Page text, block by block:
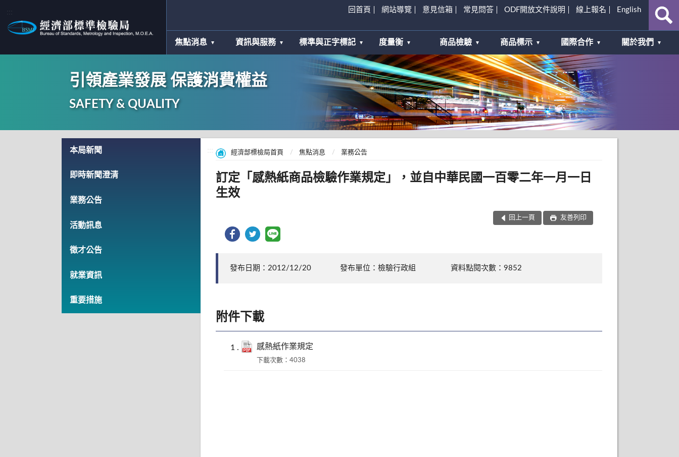
回首頁 網站導覽 意見信箱 常見問答 ODF開放文件說明 線上報名 English
焦點消息 資訊與服務 標準與正字標記 度量衡 商品檢驗 商品標示 國際合作 關於我們
引領產業發展 保護消費權益
SAFETY & QUALITY
本局新聞
即時新聞澄清
業務公告
活動訊息
徵才公告
就業資訊
重要措施
經濟部標檢局首頁 焦點消息 業務公告
訂定「感熱紙商品檢驗作業規定」，並自中華民國一百零二年一月一日
生效
回上一頁 友善列印
發布日期：2012/12/20 發布單位：檢驗行政組 資料點閱次數：9852
附件下載
感熱紙作業規定
下載次數：4038